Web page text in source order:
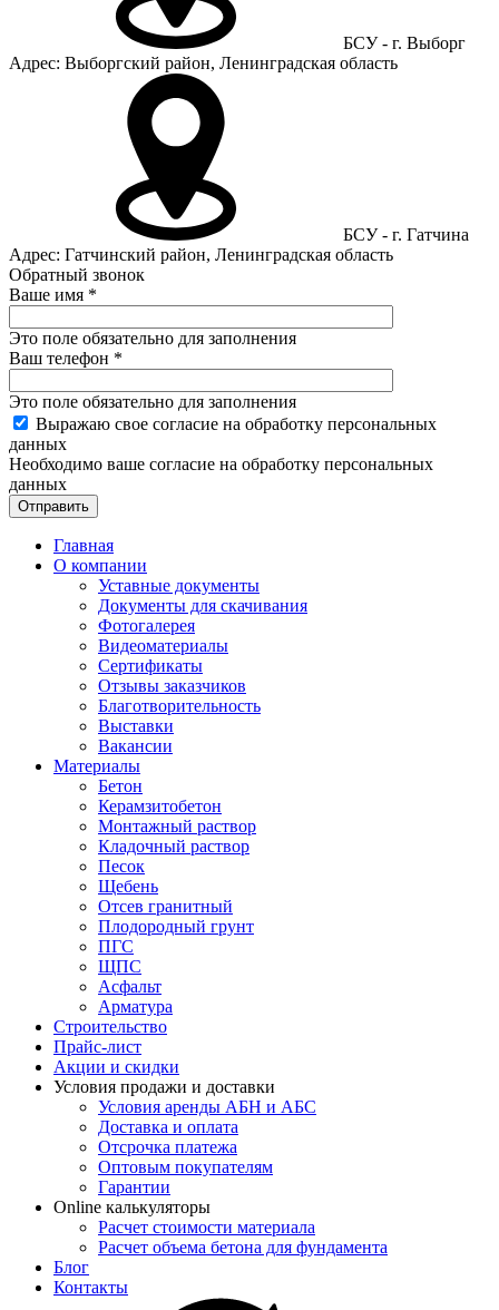
БСУ - г. Выборг
Адрес: Выборгский район, Ленинградская область
БСУ - г. Гатчина
Адрес: Гатчинский район, Ленинградская область
Обратный звонок
Ваше имя *
Это поле обязательно для заполнения
Ваш телефон *
Это поле обязательно для заполнения
Выражаю свое согласие на обработку персональных
данных
Необходимо ваше согласие на обработку персональных
данных
Отправить
Главная
О компании
Уставные документы
Документы для скачивания
Фотогалерея
Видеоматериалы
Сертификаты
Отзывы заказчиков
Благотворительность
Выставки
Вакансии
Материалы
Бетон
Керамзитобетон
Монтажный раствор
Кладочный раствор
Песок
Щебень
Отсев гранитный
Плодородный грунт
ПГС
ЩПС
Асфальт
Арматура
Строительство
Прайс-лист
Акции и скидки
Условия продажи и доставки
Условия аренды АБН и АБС
Доставка и оплата
Отсрочка платежа
Оптовым покупателям
Гарантии
Online калькуляторы
Расчет стоимости материала
Расчет объема бетона для фундамента
Блог
Контакты